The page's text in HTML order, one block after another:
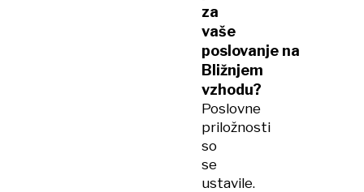
za
vaše
poslovanje na
Bližnjem
vzhodu?
Poslovne
priložnosti
so
se
ustavile.